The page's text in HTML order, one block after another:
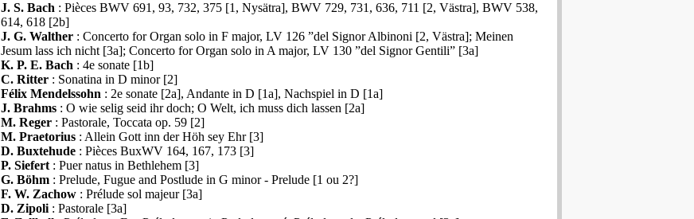
J. S. Bach : Pièces BWV 691, 93, 732, 375 [1, Nysätra], BWV 729, 731, 636, 711 [2, Västra], BWV 538,
614, 618 [2b]
J. G. Walther : Concerto for Organ solo in F major, LV 126 ”del Signor Albinoni [2, Västra]; Meinen
Jesum lass ich nicht [3a]; Concerto for Organ solo in A major, LV 130 ”del Signor Gentili” [3a]
K. P. E. Bach : 4e sonate [1b]
C. Ritter : Sonatina in D minor [2]
Félix Mendelssohn : 2e sonate [2a], Andante in D [1a], Nachspiel in D [1a]
J. Brahms : O wie selig seid ihr doch; O Welt, ich muss dich lassen [2a]
M. Reger : Pastorale, Toccata op. 59 [2]
M. Praetorius : Allein Gott inn der Höh sey Ehr [3]
D. Buxtehude : Pièces BuxWV 164, 167, 173 [3]
P. Siefert : Puer natus in Bethlehem [3]
G. Böhm : Prelude, Fugue and Postlude in G minor - Prelude [1 ou 2?]
F. W. Zachow : Prélude sol majeur [3a]
D. Zipoli : Pastorale [3a]